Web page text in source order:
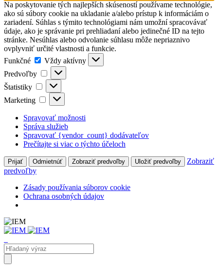
Na poskytovanie tých najlepších skúseností používame technológie,
ako sú súbory cookie na ukladanie a/alebo prístup k informáciám o
zariadení. Súhlas s týmito technológiami nám umožní spracovávať
údaje, ako je správanie pri prehliadaní alebo jedinečné ID na tejto
stránke. Nesúhlas alebo odvolanie súhlasu môže nepriaznivo
ovplyvniť určité vlastnosti a funkcie.
Funkčné
Funkčné
Vždy aktívny
Predvoľby
Predvoľby
Štatistiky Štatistiky
Marketing Marketing
Spravovať možnosti
Správa služieb
Spravovať {vendor_count} dodávateľov
Prečítajte si viac o týchto účeloch
Prijať Odmietnúť Zobraziť predvoľby Uložiť predvoľby
Zobraziť
predvoľby
Zásady používania súborov cookie
Ochrana osobných údajov